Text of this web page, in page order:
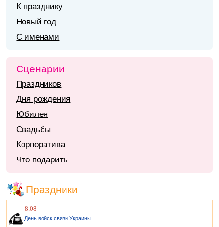
К празднику
Новый год
С именами
Сценарии
Праздников
Дня рождения
Юбилея
Свадьбы
Корпоратива
Что подарить
Праздники
8.08
День войск связи Украины